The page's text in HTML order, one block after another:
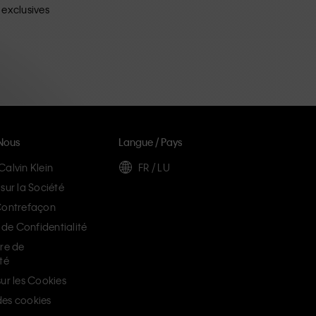
exclusives
Klein
la Société
Confidentialité
de
les Cookies
cookies
Langue / Pays
FR / LU